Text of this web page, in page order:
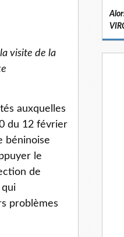
visite de la
auxquelles
du 12 février
béninoise
le
de
qui
problèmes